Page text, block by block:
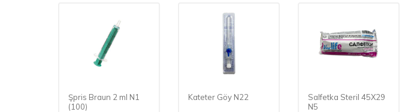
Şpris Braun 2 ml N1
(100)
Kateter Göy N22
Salfetka Steril 45X29
N5